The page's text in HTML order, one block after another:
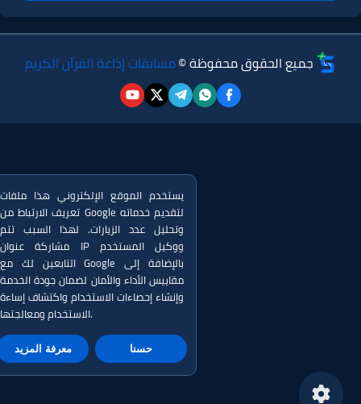
جميع الحقوق محفوظة ©مسابقات إذاعة القرآن الكريم
يستخدم الموقع الإلكتروني هذا ملفات
تعريف الارتباط من Google لتقديم خدماته
وتحليل عدد الزيارات. لهذا السبب تتم
مشاركة عنوان IP ووكيل المستخدم
التابعين لك مع Google بالإضافة إلى
مقاييس الأداء والأمان لضمان جودة الخدمة
وإنشاء إحصاءات الاستخدام واكتشاف إساءة
معرفة المزيد حسنا